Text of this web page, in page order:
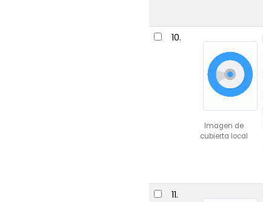
10.
Imagen de
cubierta local
11.